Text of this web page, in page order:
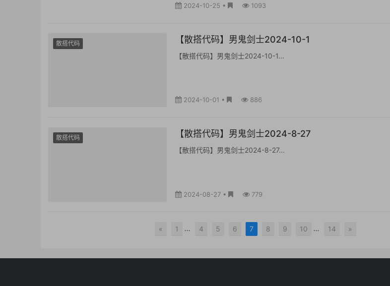
2024-10-25 • 1093
散搭代码 【散搭代码】男鬼剑士2024-10-1
【散搭代码】男鬼剑士2024-10-1...
2024-10-01 • 886
散搭代码 【散搭代码】男鬼剑士2024-8-27
【散搭代码】男鬼剑士2024-8-27...
2024-08-27• 779
« 1 ... 4 5 6 7 8 9 10 ... 14 »